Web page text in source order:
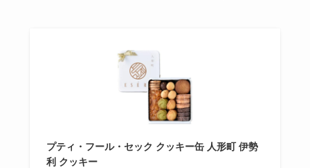
プティ・フール・セック クッキー缶 人形町 伊勢
利 クッキー